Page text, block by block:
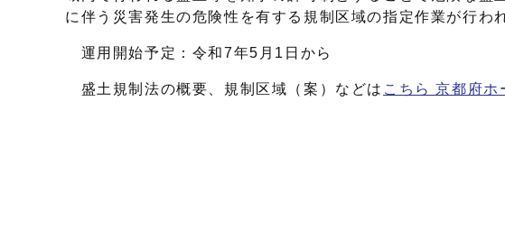
に伴う災害発生の危険性を有する規制区域の指定作業が行わ
運用開始予定：令和7年5月1日から
盛土規制法の概要、規制区域（案）などは こちら 京都府ホ